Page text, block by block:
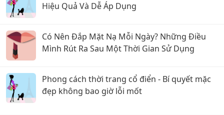
Hiệu Quả Và Dễ Áp Dụng
Có Nên Đắp Mặt Nạ Mỗi Ngày? Những Điều
Mình Rút Ra Sau Một Thời Gian Sử Dụng
Phong cách thời trang cổ điển - Bí quyết mặc
đẹp không bao giờ lỗi mốt